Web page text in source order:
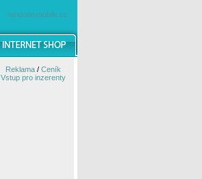
windowsmobile.cz
Reklama/ Ceník
Vstup pro inzerenty